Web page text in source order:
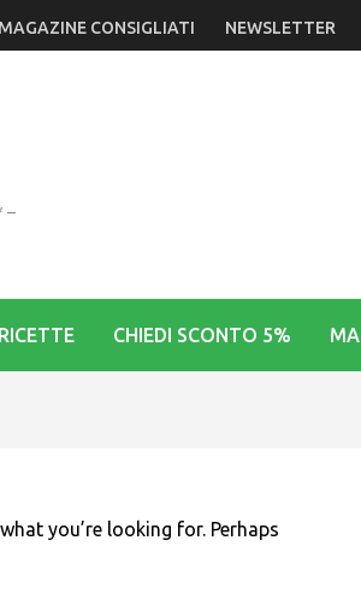
MAGAZINE CONSIGLIATI NEWSLETTER
–
RICETTE CHIEDI SCONTO 5%
you’re looking for. Perhaps